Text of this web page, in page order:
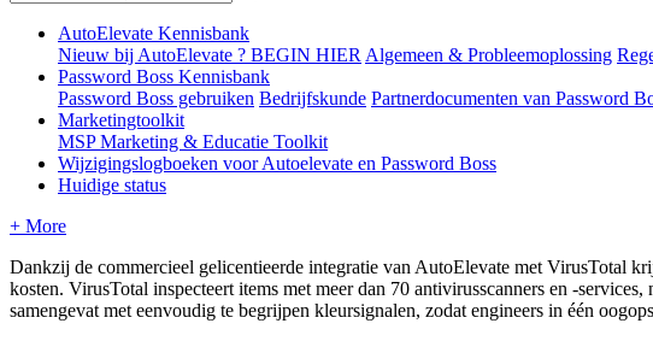
AutoElevate Kennisbank
Nieuw bij AutoElevate ? BEGIN HIER Algemeen & Probleemoplossing
Password Boss Kennisbank
Password Boss gebruiken Bedrijfskunde Partnerdocumenten van Password
Marketingtoolkit
MSP Marketing & Educatie Toolkit
Wijzigingslogboeken voor Autoelevate en Password Boss
Huidige status
+ More
Dankzij de commercieel gelicentieerde integratie van AutoElevate met VirusTotal
kosten. VirusTotal inspecteert items met meer dan 70 antivirusscanners en -services,
samengevat met eenvoudig te begrijpen kleursignalen, zodat engineers in één